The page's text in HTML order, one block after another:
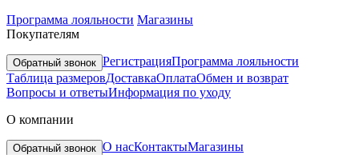
Программа лояльности Магазины
Покупателям
Обратный звонок РегистрацияПрограмма лояльности
Таблица размеровДоставкаОплатаОбмен и возврат
Вопросы и ответыИнформация по уходу
О компании
Обратный звонок О насКонтактыМагазины